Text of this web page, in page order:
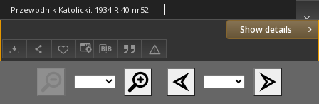
Show details
Przewodnik Katolicki. 1934 R.40 nr52